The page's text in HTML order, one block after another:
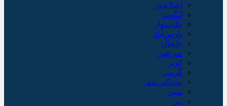
اصلاندوز
انگوت
بیله‌سوار
پارس‌آباد
خلخال
سرعین
کوثر
گرمی
مشکین‌شهر
نمین
نیر